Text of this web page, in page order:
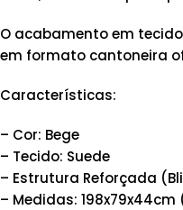
O acabamento em
em formato cantoneira
Características:
– Cor: Bege
– Tecido: Suede
– Estrutura Reforçada
– Medidas: